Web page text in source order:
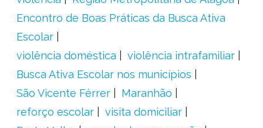
Encontro de Boas Práticas da Busca Ativa
Escolar
violência doméstica
violência intrafamiliar
Busca Ativa Escolar nos municípios
São Vicente Férrer
Maranhão
reforço escolar
visita domiciliar